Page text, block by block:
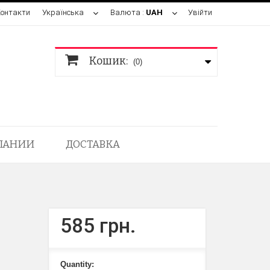
Увійти
Валюта : UAH
Українська
Кошик: (0)
ДОСТАВКА
585 грн.
Quantity: